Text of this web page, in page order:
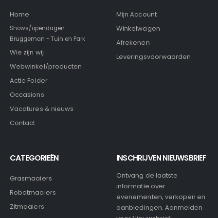
Home
Shows/opendagen -
Bruggeman - Tuin en Park
Wie zijn wij
Webwinkel/producten
Actie Folder
Occasions
Vacatures & nieuws
Contact
Mijn Account
Winkelwagen
Afrekenen
Leveringsvoorwaarden
CATEGORIEËN
Grasmaaiers
Robotmaaiers
Zitmaaiers
INSCHRIJVEN NIEUWSBRIEF
Ontvang de laatste
informatie over
evenementen, verkopen en
aanbiedingen. Aanmelden